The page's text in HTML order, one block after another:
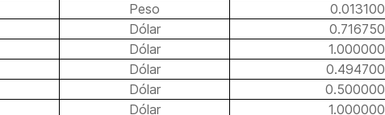
Peso
0.013100
Dólar
0.716750
Dólar
1.000000
Dólar
0.494700
Dólar
0.500000
Dólar
1.000000